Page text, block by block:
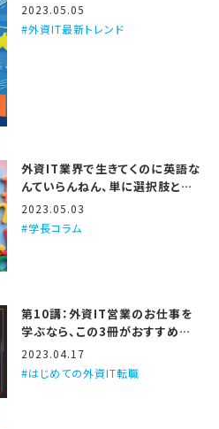
2023.05.05
外資IT最新トレンド
外資IT業界で生きてくのに英語な
んていらんねん、単に選択肢と仕
事の面白さが減るだけや
2023.05.03
学長コラム
第10講：外資IT営業のお仕事を
学ぶなら、この3冊がおすすめや
で
2023.04.17
はじめての外資IT転職